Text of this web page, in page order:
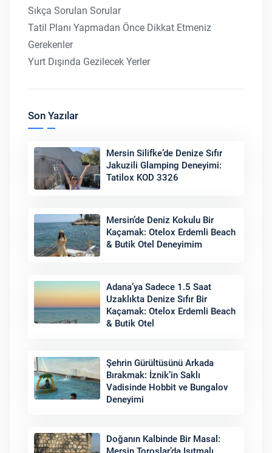
Sıkça Sorulan Sorular
Tatil Planı Yapmadan Önce Dikkat Etmeniz
Gerekenler
Yurt Dışında Gezilecek Yerler
Son Yazılar
Mersin Silifke’de Denize Sıfır
Jakuzili Glamping Deneyimi:
Tatilox KOD 3326
Mersin’de Deniz Kokulu Bir
Kaçamak: Otelox Erdemli Beach
& Butik Otel Deneyimim
Adana’ya Sadece 1.5 Saat
Uzaklıkta Denize Sıfır Bir
Kaçamak: Otelox Erdemli Beach
& Butik Otel
Şehrin Gürültüsünü Arkada
Bırakmak: İznik’in Saklı
Vadisinde Hobbit ve Bungalov
Deneyimi
Doğanın Kalbinde Bir Masal: